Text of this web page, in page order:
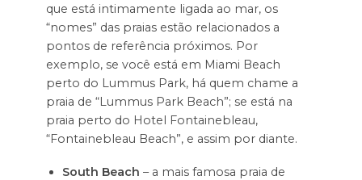
que está intimamente ligada ao mar, os
“nomes” das praias estão relacionados a
pontos de referência próximos. Por
exemplo, se você está em Miami Beach
perto do Lummus Park, há quem chame a
praia de “Lummus Park Beach”; se está na
praia perto do Hotel Fontainebleau,
“Fontainebleau Beach”, e assim por diante.
South Beach – a mais famosa praia de